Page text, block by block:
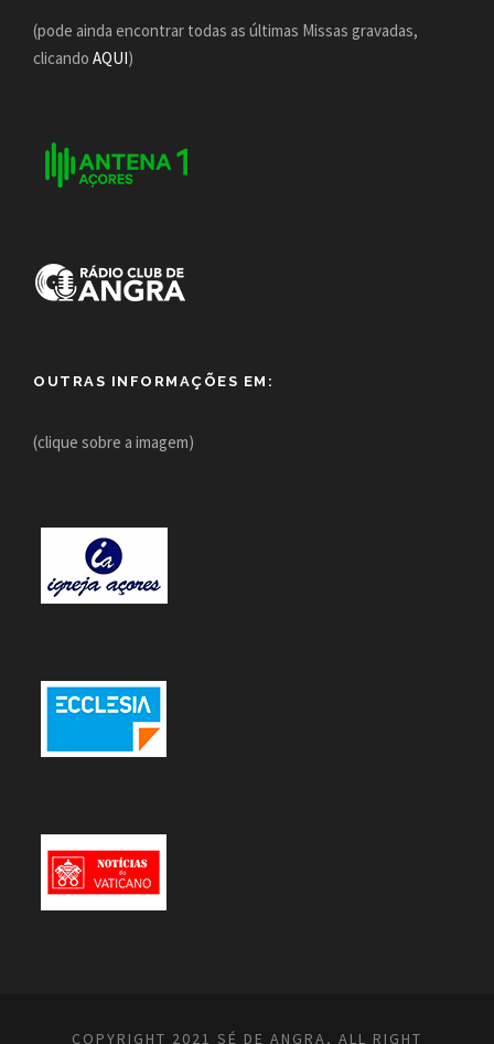
(pode ainda encontrar todas as últimas Missas gravadas,
clicando AQUI)
OUTRAS INFORMAÇÕES EM:
(clique sobre a imagem)
COPYRIGHT 2021 SÉ DE ANGRA, ALL RIGHT